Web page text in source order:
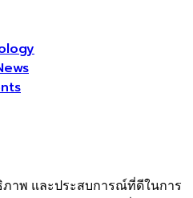
าพ และประสบการณ์ที่ดีในการ